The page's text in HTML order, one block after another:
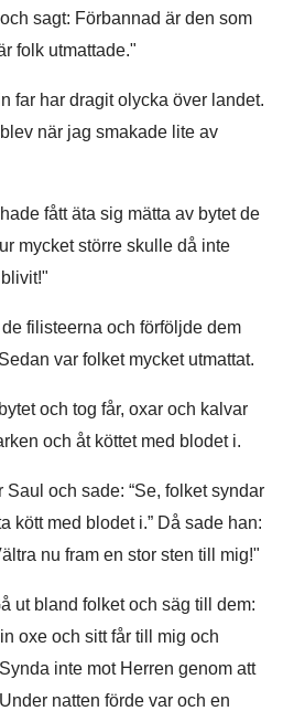
sagt: Förbannad är den som
folk utmattade."
far har dragit olycka över landet.
när jag smakade lite av
fått äta sig mätta av bytet de
mycket större skulle då inte
filisteerna och förföljde dem
var folket mycket utmattat.
och tog får, oxar och kalvar
och åt köttet med blodet i.
Saul och sade: “Se, folket syndar
kött med blodet i.” Då sade han:
nu fram en stor sten till mig!"
ut bland folket och säg till dem:
oxe och sitt får till mig och
inte mot Herren genom att
natten förde var och en